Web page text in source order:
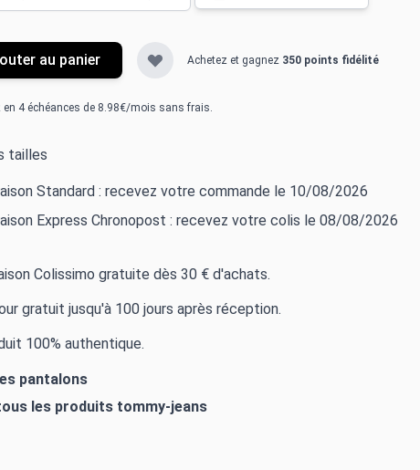
au panier Achetez et gagnez 350 points fidélité
en 4 échéances de 8.98€/mois sans frais.
tailles
Standard : recevez votre commande le 10/08/2026
Express Chronopost : recevez votre colis le 08/08/2026
Colissimo gratuite dès 30 € d'achats.
gratuit jusqu'à 100 jours après réception.
100% authentique.
pantalons
les produits tommy-jeans